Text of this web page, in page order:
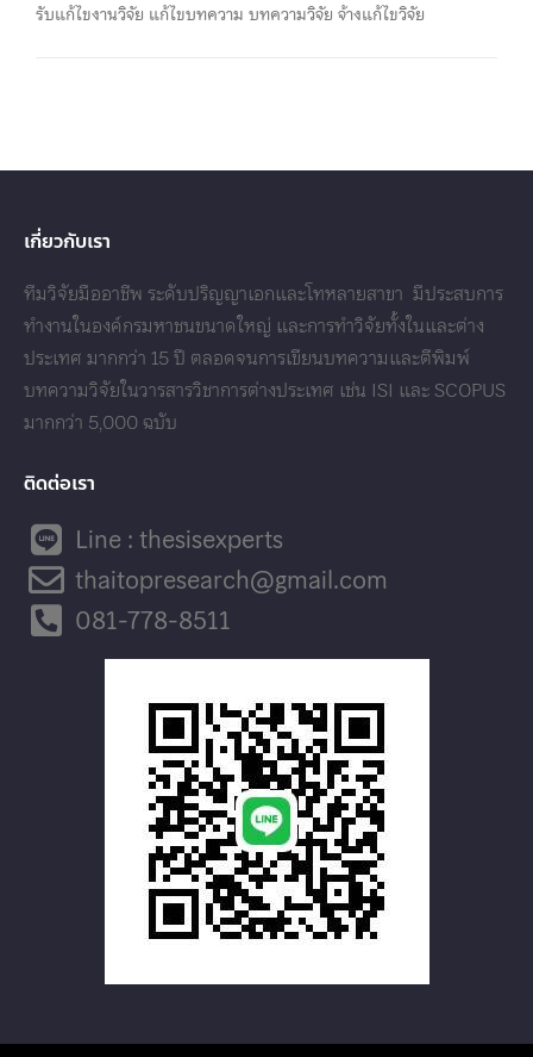
รับแก้ไขงานวิจัย แก้ไขบทความ บทความวิจัย จ้างแก้ไขวิจัย
เกี่ยวกับเรา
ทีมวิจัยมืออาชีพ ระดับปริญญาเอกและโทหลายสาขา มีประสบการ
ทำงานในองค์กรมหาชนขนาดใหญ่ และการทำวิจัยทั้งในและต่าง
ประเทศ มากกว่า 15 ปี ตลอดจนการเขียนบทความและตีพิมพ์
บทความวิจัยในวารสารวิชาการต่างประเทศ เช่น ISI และ SCOPUS
มากกว่า 5,000 ฉบับ
ติดต่อเรา
Line : thesisexperts
thaitopresearch@gmail.com
081-778-8511